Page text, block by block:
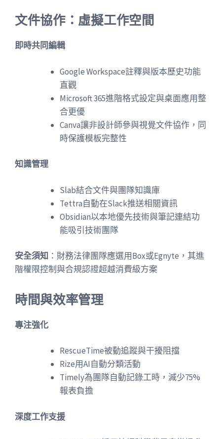
文件協作：虛擬工作空間
即時共同編輯
Google Workspace註釋與版本歷史功能
直觀
Microsoft 365進階格式設定與桌面應用整
合更優
Canva讓非設計師參與視覺文件協作，同
時保護模板完整性
知識管理
Slab結合文件與團隊知識庫
Tettra自動在Slack推送相關資訊
Obsidian以本地優先技術與筆記連結功
能吸引技術團隊
安全須知 ：財務法律團隊應選用Box或Egnyte，其進
階權限控制與合規認證超越消費級方案
時間與效率管理
專注強化
RescueTime被動追蹤與干擾阻擋
Rize用AI自動分類活動
Timely為團隊自動記錄工時，減少75%
報表負擔
深度工作支援